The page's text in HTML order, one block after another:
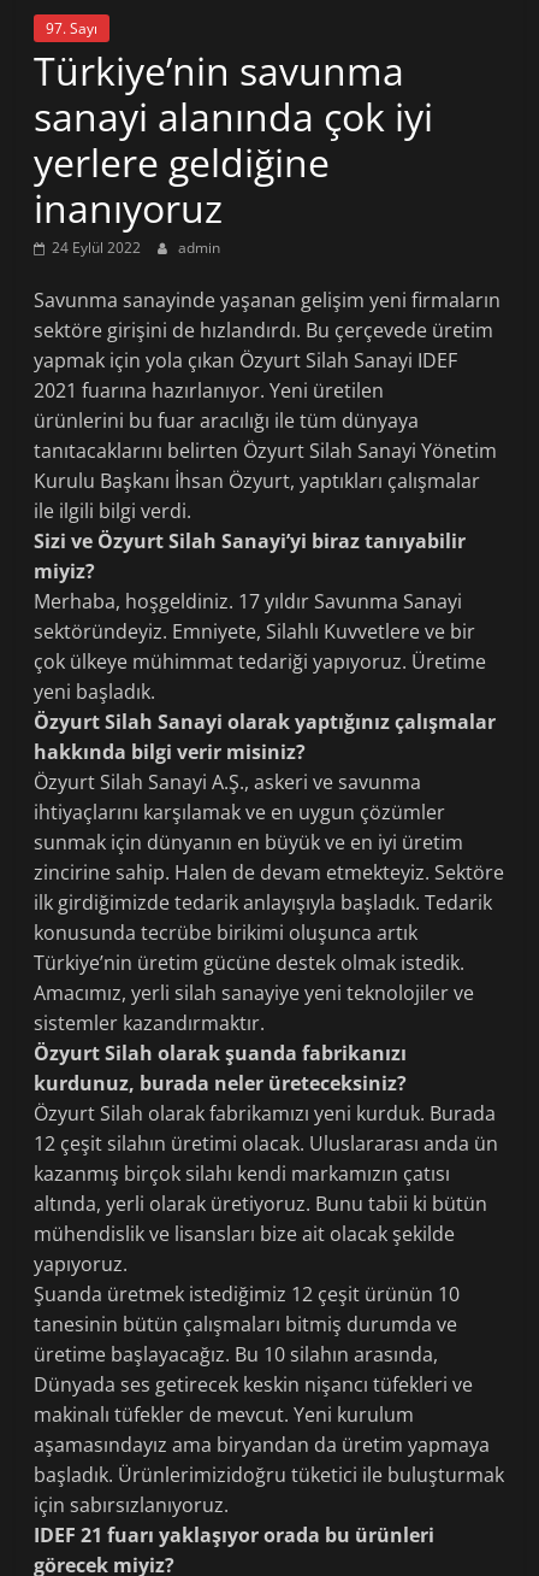
97. Sayı
Türkiye’nin savunma
sanayi alanında çok iyi
yerlere geldiğine
inanıyoruz
24 Eylül 2022 admin
Savunma sanayinde yaşanan gelişim yeni firmaların
sektöre girişini de hızlandırdı. Bu çerçevede üretim
yapmak için yola çıkan Özyurt Silah Sanayi IDEF
2021 fuarına hazırlanıyor. Yeni üretilen
ürünlerini bu fuar aracılığı ile tüm dünyaya
tanıtacaklarını belirten Özyurt Silah Sanayi Yönetim
Kurulu Başkanı İhsan Özyurt, yaptıkları çalışmalar
ile ilgili bilgi verdi.
Sizi ve Özyurt Silah Sanayi’yi biraz tanıyabilir
miyiz?
Merhaba, hoşgeldiniz. 17 yıldır Savunma Sanayi
sektöründeyiz. Emniyete, Silahlı Kuvvetlere ve bir
çok ülkeye mühimmat tedariği yapıyoruz. Üretime
yeni başladık.
Özyurt Silah Sanayi olarak yaptığınız çalışmalar
hakkında bilgi verir misiniz?
Özyurt Silah Sanayi A.Ş., askeri ve savunma
ihtiyaçlarını karşılamak ve en uygun çözümler
sunmak için dünyanın en büyük ve en iyi üretim
zincirine sahip. Halen de devam etmekteyiz. Sektöre
ilk girdiğimizde tedarik anlayışıyla başladık. Tedarik
konusunda tecrübe birikimi oluşunca artık
Türkiye’nin üretim gücüne destek olmak istedik.
Amacımız, yerli silah sanayiye yeni teknolojiler ve
sistemler kazandırmaktır.
Özyurt Silah olarak şuanda fabrikanızı
kurdunuz, burada neler üreteceksiniz?
Özyurt Silah olarak fabrikamızı yeni kurduk. Burada
12 çeşit silahın üretimi olacak. Uluslararası anda ün
kazanmış birçok silahı kendi markamızın çatısı
altında, yerli olarak üretiyoruz. Bunu tabii ki bütün
mühendislik ve lisansları bize ait olacak şekilde
yapıyoruz.
Şuanda üretmek istediğimiz 12 çeşit ürünün 10
tanesinin bütün çalışmaları bitmiş durumda ve
üretime başlayacağız. Bu 10 silahın arasında,
Dünyada ses getirecek keskin nişancı tüfekleri ve
makinalı tüfekler de mevcut. Yeni kurulum
aşamasındayız ama biryandan da üretim yapmaya
başladık. Ürünlerimizidoğru tüketici ile buluşturmak
için sabırsızlanıyoruz.
IDEF 21 fuarı yaklaşıyor orada bu ürünleri
görecek miyiz?